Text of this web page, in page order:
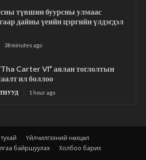
түвшин буурсны улмаас
дайны үеийн цэргийн үлдэгдэл
38 minutes ago
Carter VI” аялан тоглолтын
ил боллоо
1 hour ago
Үйлчилгээний нөхцөл
байршуулах
Холбоо барих